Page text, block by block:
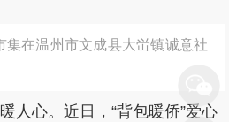
集在温州市文成县大峃镇诚意社
心。近日，“背包暖侨”爱心